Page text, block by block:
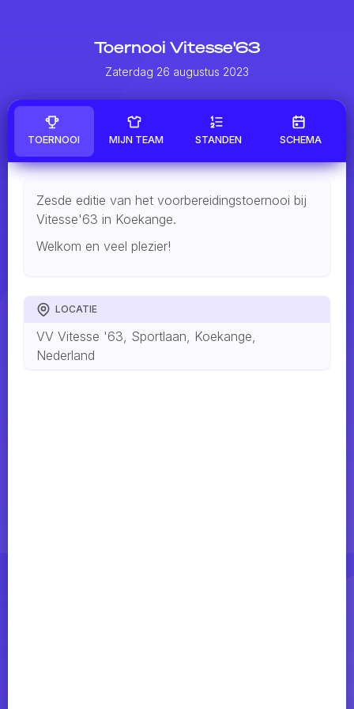
Toernooi Vitesse'63
Zaterdag 26 augustus 2023
TOERNOOI MIJN TEAM STANDEN SCHEMA
Zesde editie van het voorbereidingstoernooi bij
Vitesse'63 in Koekange.
Welkom en veel plezier!
LOCATIE
VV Vitesse '63, Sportlaan, Koekange,
Nederland